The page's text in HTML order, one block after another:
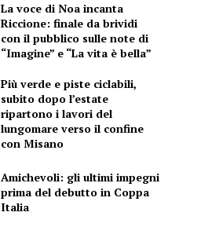
La voce di Noa incanta
Riccione: finale da brividi
con il pubblico sulle note di
“Imagine” e “La vita è bella”
Più verde e piste ciclabili,
subito dopo l’estate
ripartono i lavori del
lungomare verso il confine
con Misano
Amichevoli: gli ultimi impegni
prima del debutto in Coppa
Italia